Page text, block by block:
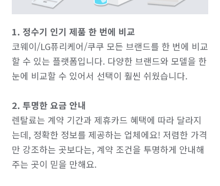
1. 정수기 인기 제품 한 번에 비교
코웨이/LG퓨리케어/쿠쿠 모든 브랜드를 한 번에 비교
할 수 있는 플랫폼입니다. 다양한 브랜드와 모델을 한
눈에 비교할 수 있어서 선택이 훨씬 쉬웠습니다.
2. 투명한 요금 안내
렌탈료는 계약 기간과 제휴카드 혜택에 따라 달라지
는데, 정확한 정보를 제공하는 업체에요! 저렴한 가격
만 강조하는 곳보다는, 계약 조건을 투명하게 안내해
주는 곳이 믿을 만해요.